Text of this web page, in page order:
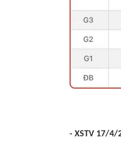
- XSTV 17/4/